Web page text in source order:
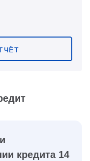
кредита 14